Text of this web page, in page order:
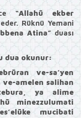
“Allahü ekber
Rüknü Yemani
Atina” duası
dua okunur:
ve-sa’yen
amelen salihan
ya alime
minezzulumati
mucibati